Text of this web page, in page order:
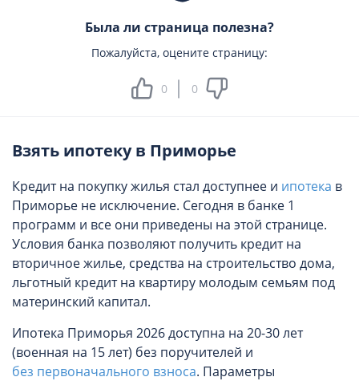
Была ли страница полезна?
Пожалуйста, оцените страницу:
0 0
Взять ипотеку в Приморье
Кредит на покупку жилья стал доступнее и ипотека в
Приморье не исключение. Сегодня в банке 1
программ и все они приведены на этой странице.
Условия банка позволяют получить кредит на
вторичное жилье, средства на строительство дома,
льготный кредит на квартиру молодым семьям под
материнский капитал.
Ипотека Приморья 2026 доступна на 20-30 лет
(военная на 15 лет) без поручителей и
без первоначального взноса. Параметры